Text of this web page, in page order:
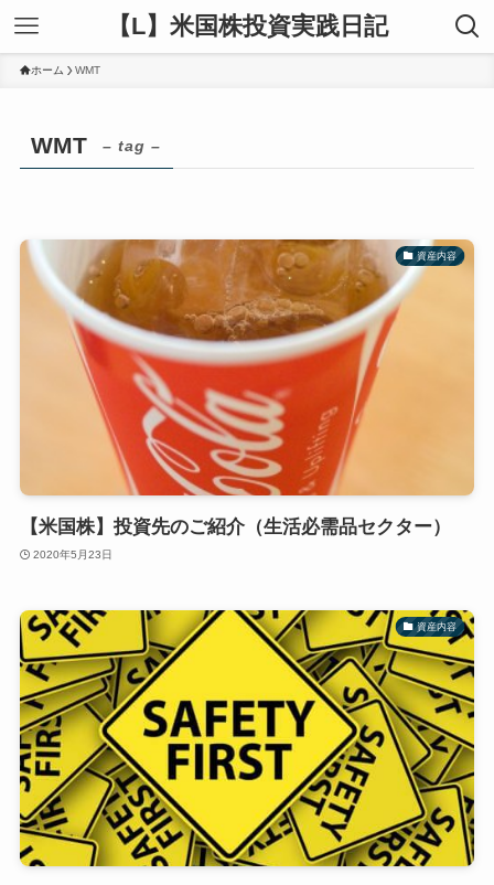
【L】米国株投資実践日記
ホーム WMT
WMT – tag –
資産内容
【米国株】投資先のご紹介（生活必需品セクター）
2020年5月23日
資産内容